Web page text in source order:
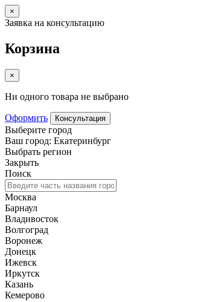
×
Заявка на консультацию
Корзина
×
Ни одного товара не выбрано
Оформить Консультация
Выберите город
Ваш город: Екатеринбург
Выбрать регион
Закрыть
Поиск
Москва
Барнаул
Владивосток
Волгоград
Воронеж
Донецк
Ижевск
Иркутск
Казань
Кемерово